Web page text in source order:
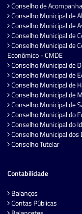
Conselho de
Conselho Municipal de
Conselho Municipal de
Conselho Municipal de
Conselho Municipal de
Econômico - CMDE
Conselho Municipal de
Conselho Municipal de
Conselho Municipal de
Conselho Municipal de
Conselho Municipal de
Conselho Municipal do
Conselho Municipal do
Conselho Municipal dos
Conselho Tutelar
Contabilidade
Balanços
Contas Públicas